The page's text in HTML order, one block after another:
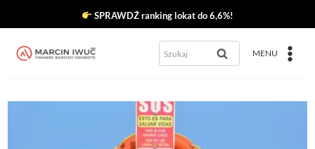
treści
SPRAWDŹ ranking lokat do 6,6%!
Szukaj: MENU